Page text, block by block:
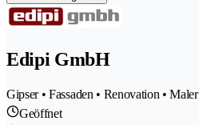
Edipi GmbH
Gipser • Fassaden • Renovation • Maler
Geöffnet